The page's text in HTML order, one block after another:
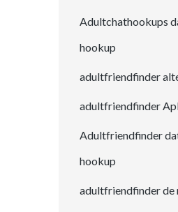
Adultchathookups
hookup
adultfriendfinder
adultfriendfinder
Adultfriendfinder
hookup
adultfriendfinder de